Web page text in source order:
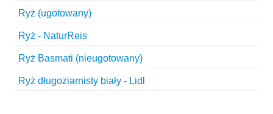
Ryż (ugotowany)
Ryż - NaturReis
Ryż Basmati (nieugotowany)
Ryż długoziarnisty biały - Lidl